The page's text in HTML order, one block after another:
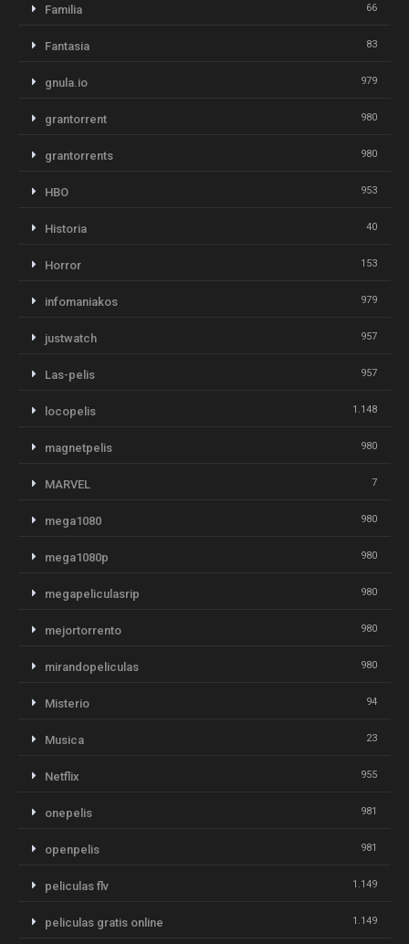
Familia 66
Fantasia 83
gnula.io 979
grantorrent 980
grantorrents 980
HBO 953
Historia 40
Horror 153
infomaniakos 979
justwatch 957
Las-pelis 957
locopelis 1.148
magnetpelis 980
MARVEL 7
mega1080 980
mega1080p 980
megapeliculasrip 980
mejortorrento 980
mirandopeliculas 980
Misterio 94
Musica 23
Netflix 955
onepelis 981
openpelis 981
peliculas flv 1.149
peliculas gratis online 1.149